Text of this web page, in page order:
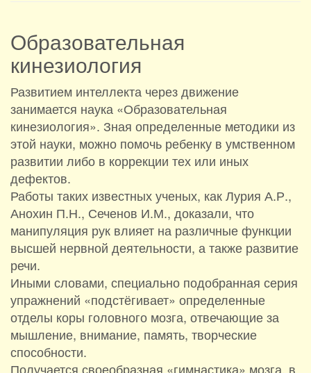
Образовательная
кинезиология
Развитием интеллекта через движение
занимается наука «Образовательная
кинезиология». Зная определенные методики из
этой науки, можно помочь ребенку в умственном
развитии либо в коррекции тех или иных
дефектов.
Работы таких известных ученых, как Лурия А.Р.,
Анохин П.Н., Сеченов И.М., доказали, что
манипуляция рук влияет на различные функции
высшей нервной деятельности, а также развитие
речи.
Иными словами, специально подобранная серия
упражнений «подстёгивает» определенные
отделы коры головного мозга, отвечающие за
мышление, внимание, память, творческие
способности.
Получается своеобразная «гимнастика» мозга, в